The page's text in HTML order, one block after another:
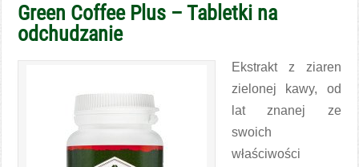
Green Coffee Plus – Tabletki na
odchudzanie
Ekstrakt z ziaren
zielonej kawy, od
lat znanej ze
swoich
właściwości